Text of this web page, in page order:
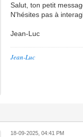
Salut, ton petit
N'hésites pas à
Jean-Luc
Jean-Luc
18-09-2025, 04:41 PM